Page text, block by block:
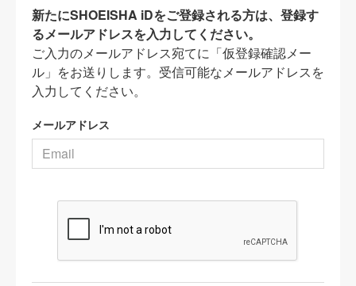
新たにSHOEISHA iDをご登録される方は、登録す
るメールアドレスを入力してください。
ご入力のメールアドレス宛てに「仮登録確認メー
ル」をお送りします。受信可能なメールアドレスを
入力してください。
メールアドレス